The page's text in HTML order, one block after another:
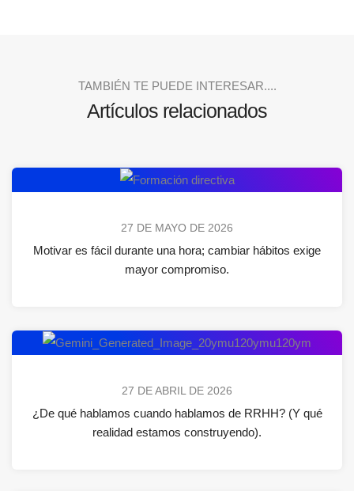
TAMBIÉN TE PUEDE INTERESAR....
Artículos relacionados
27 DE MAYO DE 2026
Motivar es fácil durante una hora; cambiar hábitos exige
mayor compromiso.
27 DE ABRIL DE 2026
¿De qué hablamos cuando hablamos de RRHH? (Y qué
realidad estamos construyendo).